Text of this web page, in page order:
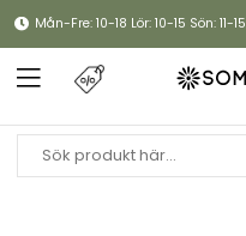
Mån-Fre: 10-18 Lör: 10-15 Sön: 11-15